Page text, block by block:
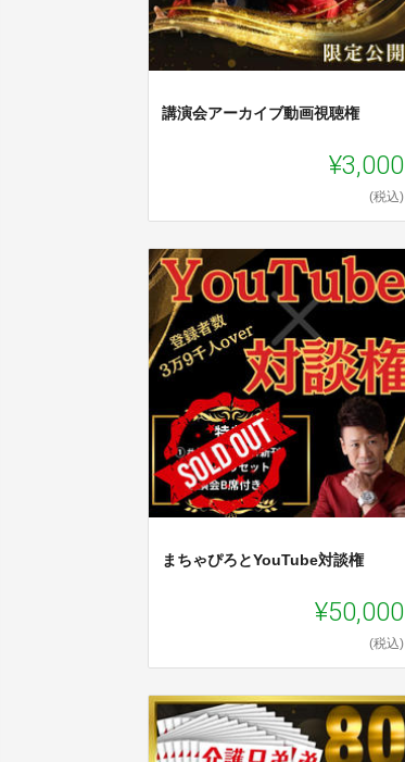
講演会アーカイブ動画視聴権
¥3,000
(税込)
まちゃぴろとYouTube対談権
¥50,000
(税込)